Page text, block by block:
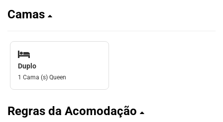
Camas
Duplo
1 Cama (s) Queen
Regras da Acomodação